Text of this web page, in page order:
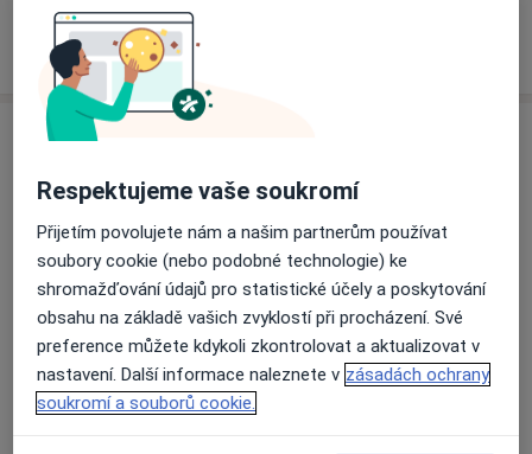
Adresa
Ordinace prakt. lékaře pro dospělé
Březové Hory 257, Příbram 26101
Přiblížit mapuse otevře v nové záložce
Dostupnost
Na této adrese online kalendář není aktivní
Co mám v takové situaci udělat?
Respektujeme vaše soukromí
Přijetím povolujete nám a našim partnerům používat
soubory cookie (nebo podobné technologie) ke
shromažďování údajů pro statistické účely a poskytování
obsahu na základě vašich zvyklostí při procházení. Své
preference můžete kdykoli zkontrolovat a aktualizovat v
nastavení. Další informace naleznete v zásadách ochrany
soukromí a souborů cookie.